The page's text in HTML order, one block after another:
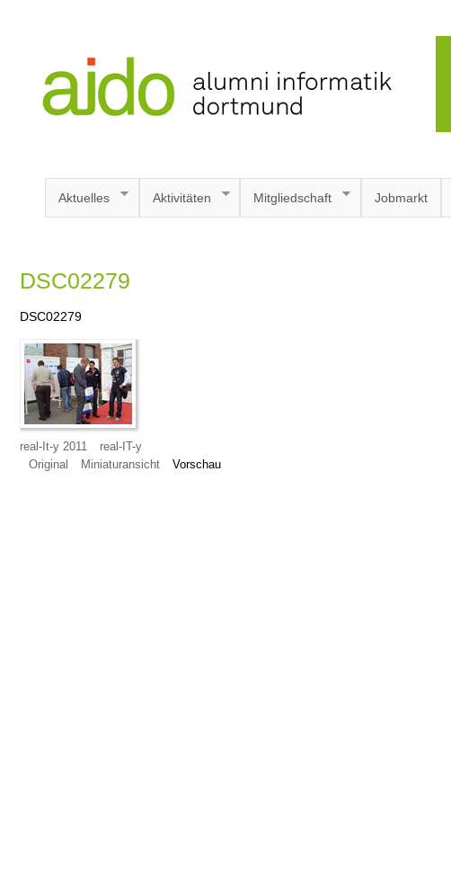
Aktuelles Aktivitäten Mitgliedschaft Jobmarkt
DSC02279
DSC02279
real-It-y 2011
real-IT-y
Original
Miniaturansicht Vorschau